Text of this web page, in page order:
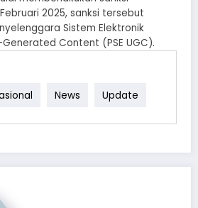
2025, sanksi tersebut
Sistem Elektronik
Content (PSE UGC).
News Update